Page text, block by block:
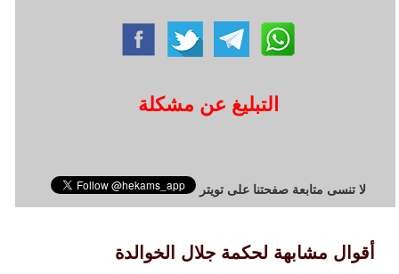
التبليغ عن مشكلة
لا تنسى متابعة صفحتنا على تويتر
أقوال مشابهة لحكمة جلال الخوالدة